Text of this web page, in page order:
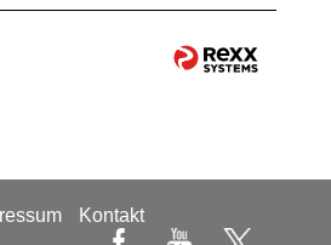
Kontakt